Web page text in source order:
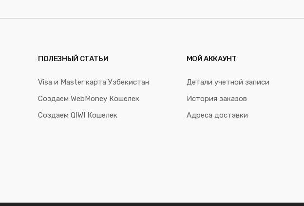
ПОЛЕЗНЫЙ СТАТЬИ
Visa и Master карта Узбекистан
Создаем WebMoney Кошелек
Создаем QIWI Кошелек
МОЙ АККАУНТ
Детали учетной записи
История заказов
Адреса доставки